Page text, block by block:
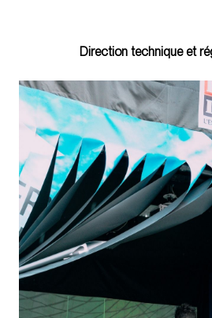
Direction technique et